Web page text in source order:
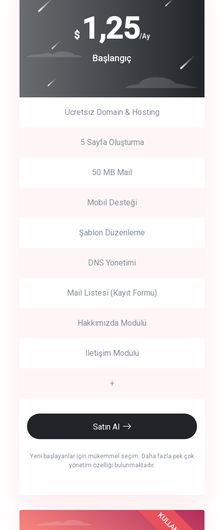
$ 1,25/Ay
Başlangıç
Ücretsiz Domain & Hosting
5 Sayfa Oluşturma
50 MB Mail
Mobil Desteği
Şablon Düzenleme
DNS Yönetimi
Mail Listesi (Kayıt Formu)
Hakkımızda Modülü
İletişim Modülü
+
Satın Al
Yeni başlayanlar için mükemmel seçim. Daha fazla pek çok
yönetim özelliği bulunmaktadır.
Free
Basic
crm auto cync